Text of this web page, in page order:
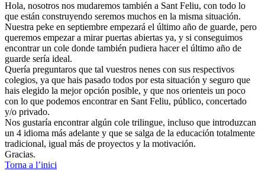
Hola, nosotros nos mudaremos también a Sant Feliu, con todo lo
que están construyendo seremos muchos en la misma situación.
Nuestra peke en septiembre empezará el último año de guarde, pero
queremos empezar a mirar puertas abiertas ya, y si conseguimos
encontrar un cole donde también pudiera hacer el último año de
guarde sería ideal.
Quería preguntaros que tal vuestros nenes con sus respectivos
colegios, ya que hais pasado todos por esta situación y seguro que
hais elegido la mejor opción posible, y que nos orienteis un poco
con lo que podemos encontrar en Sant Feliu, público, concertado
y/o privado.
Nos gustaría encontrar algún cole trilingue, incluso que introduzcan
un 4 idioma más adelante y que se salga de la educación totalmente
tradicional, igual más de proyectos y la motivación.
Gracias.
Torna a l’inici